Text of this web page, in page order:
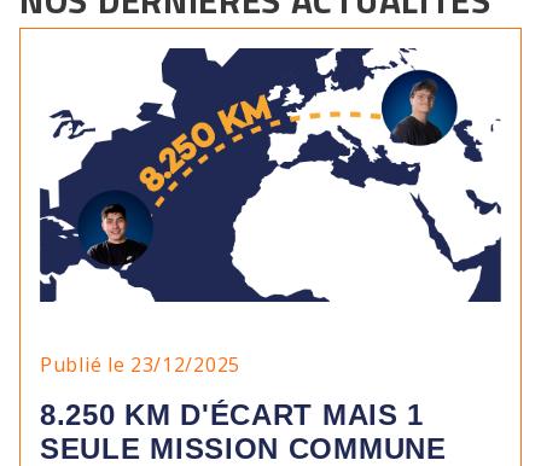
Publié le 23/12/2025
8.250 KM D'ÉCART MAIS 1
SEULE MISSION COMMUNE